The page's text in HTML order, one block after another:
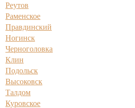
Реутов
Раменское
Правдинский
Ногинск
Черноголовка
Клин
Подольск
Высоковск
Талдом
Куровское